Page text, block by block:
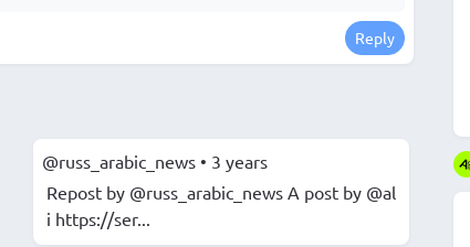
Reply
@russ_arabic_news • 3 years
Repost by @russ_arabic_news A post by @al
i https://ser...